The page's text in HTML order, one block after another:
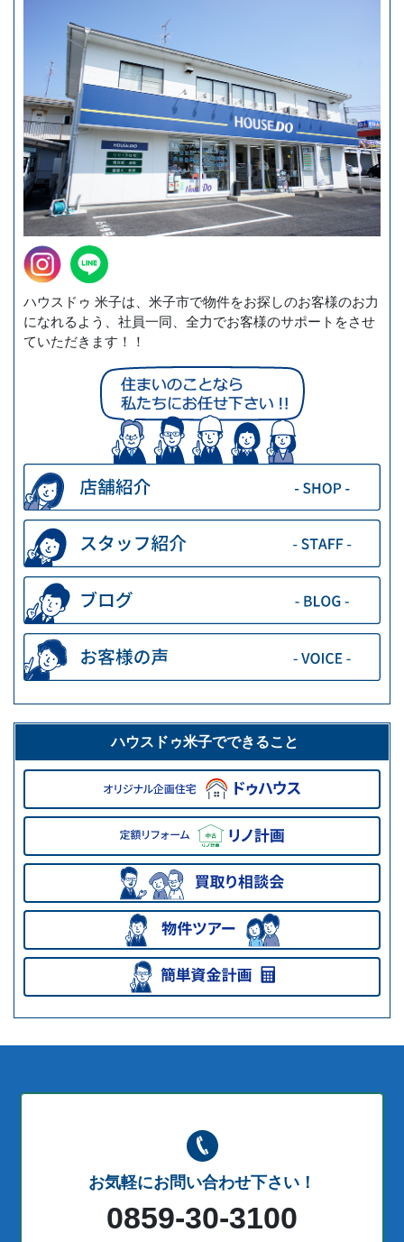
ハウスドゥ 米子は、米子市で物件をお探しのお客様のお力
になれるよう、社員一同、全力でお客様のサポートをさせ
ていただきます！！
ハウスドゥ米子でできること
お気軽にお問い合わせ下さい！
0859-30-3100